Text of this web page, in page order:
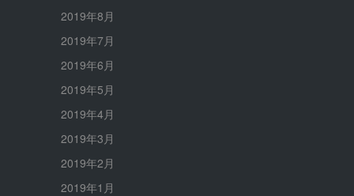
2019年8月
2019年7月
2019年6月
2019年5月
2019年4月
2019年3月
2019年2月
2019年1月